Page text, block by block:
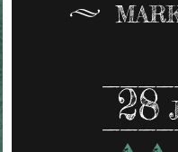
28